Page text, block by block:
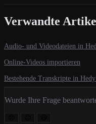
Verwandte
Audio- und Videodateien in
Online-Videos importieren
Bestehende Transkripte in
Wurde Ihre Frage